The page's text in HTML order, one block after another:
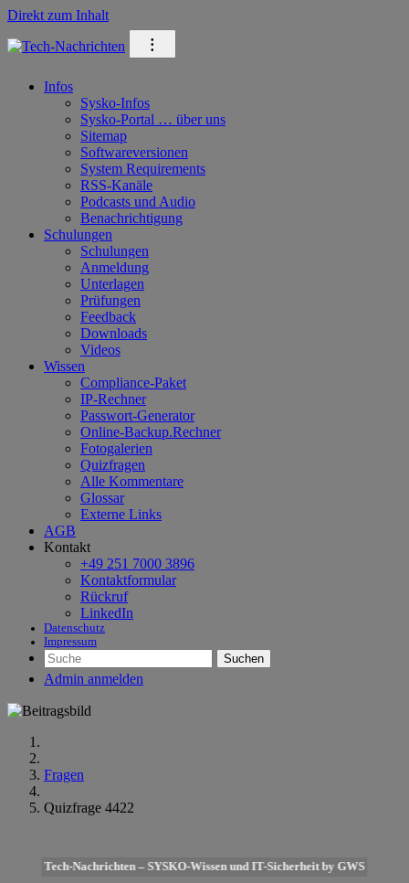
Direkt zum Inhalt
⁝
Infos
Sysko-Infos
Sysko-Portal … über uns
Sitemap
Softwareversionen
System Requirements
RSS-Kanäle
Podcasts und Audio
Benachrichtigung
Schulungen
Schulungen
Anmeldung
Unterlagen
Prüfungen
Feedback
Downloads
Videos
Wissen
Compliance-Paket
IP-Rechner
Passwort-Generator
Online-Backup.Rechner
Fotogalerien
Quizfragen
Alle Kommentare
Glossar
Externe Links
AGB
Kontakt
+49 251 7000 3896
Kontaktformular
Rückruf
LinkedIn
Datenschutz
Impressum
Suchen
Admin anmelden
Fragen
Quizfrage 4422
Tech-Nachrichten – SYSKO-Wissen und IT-Sicherheit by GWS